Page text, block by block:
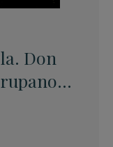
Don